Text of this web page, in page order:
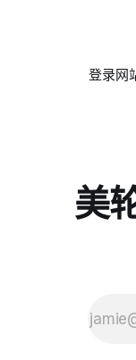
登录网
美